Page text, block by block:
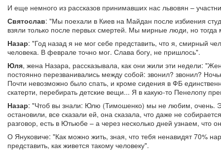
И еще немного из рассказов принимавших нас львовян –
Святослав: "Мы поехали в Киев на Майдан после избиения
взяли только после первых смертей. Мы мирные люди, но тогда
Назар: "Год назад я не мог себе представить, что я, смирный
человека. В феврале точно мог. Слава богу, не пришлось".
Юля, жена Назара, рассказывала, как они жили эти недели:
постоянно перезванивались между собой: звонил? звонил?
Почти невозможно было спать, и кроме сидения в ФБ
скатерти, перебирать детские вещи... Я в какую-то Пенелопу
Назар: "Чтоб вы знали: Юлю (Тимошенко) мы не любим, очень.
остановили, все сказали ей, она сказала, что даже не
разговор, есть в Ютьюбе – а через несколько дней узнаем, что
О Януковиче: "Как можно жить, зная, что тебя ненавидят 70%
представить, как живется такому человеку".